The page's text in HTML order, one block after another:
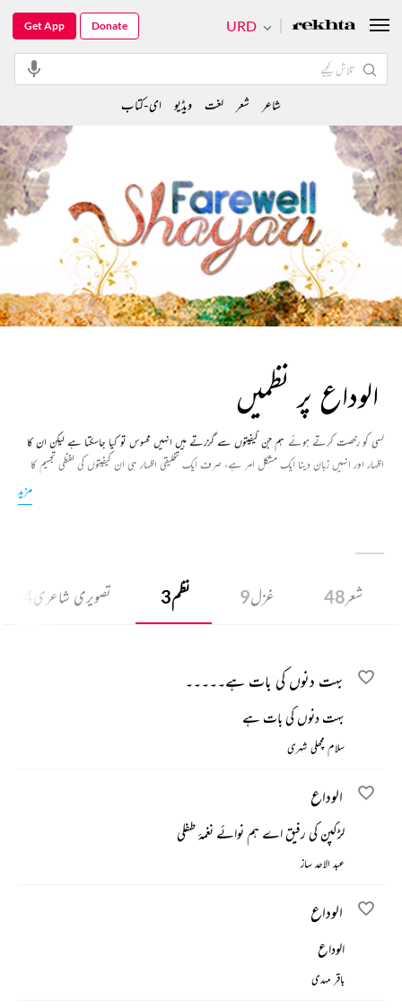
الوداع پر نظمیں
کسی کو رخصت کرتے ہوئے ہم جن کیفیتوں سے گزرتے ہیں انہیں محسوس تو کیا جاسکتا ہے لیکن ان کا
اظہار اور انہیں زبان دینا ایک مشکل امر ہے، صرف ایک تخلیقی اظہار ہی ان کیفیتوں کی لفظی تجسیم کا
متحمل ہوسکتا ہے ۔ ’’الوداع‘‘ کے لفظ کے تحت ہم نے جو اشعار جمع کئے ہیں وہ الوداعی کیفیات کےمزید
شعر48 غزل9 نظم3 تصویری شاعری
بہت دنوں کی بات ہے۔۔۔۔۔
بہت دنوں کی بات ہے
سلام مچھلی شہری
الوداع
لڑکپن کی رفیق اے ہم نوائے نغمۂ طفلی
عبد الاحد ساز
الوداع
الوداع
باقر مہدی
URD
Get App Donate
شاعر شعر لغت ویڈیو ای-کتاب